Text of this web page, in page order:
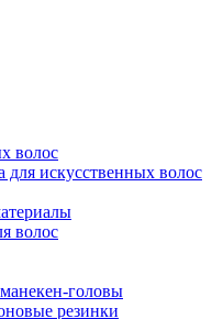
волос
искусственных волос
волос
головы
резинки